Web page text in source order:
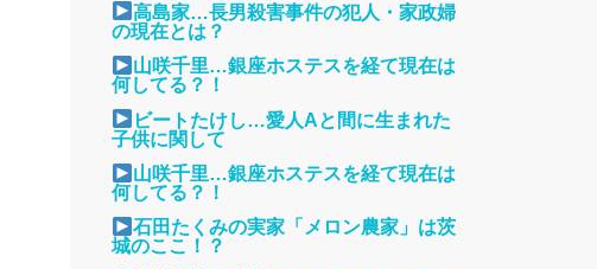
高島家…長男殺害事件の犯人・家政婦
の現在とは？
山咲千里…銀座ホステスを経て現在は
何してる？！
ビートたけし…愛人Aと間に生まれた
子供に関して
山咲千里…銀座ホステスを経て現在は
何してる？！
石田たくみの実家「メロン農家」は茨
城のここ！？